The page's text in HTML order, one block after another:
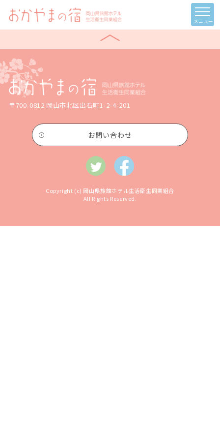
メニュー
〒700-0812 岡山市北区出石町1-2-4-201
お問い合わせ
Copyright (c) 岡山県旅館ホテル生活衛生同業組合
All Rights Reserved.